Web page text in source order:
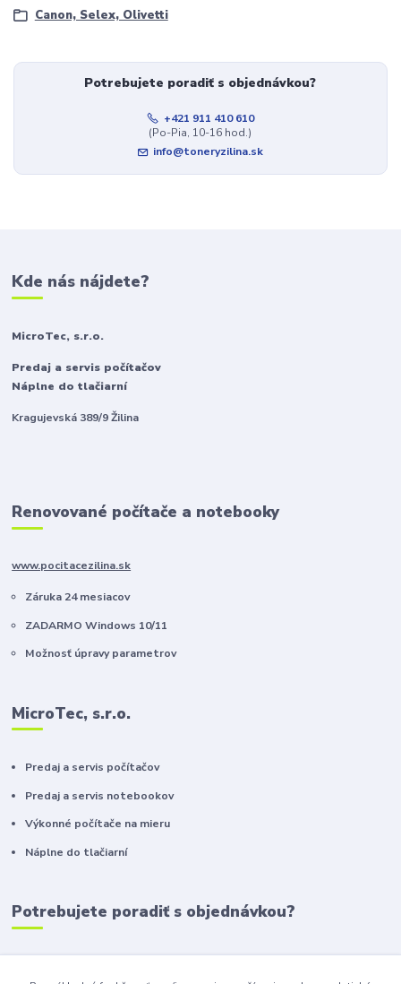
Canon, Selex, Olivetti
Potrebujete poradiť s objednávkou?
+421 911 410 610
(Po-Pia, 10-16 hod.)
info@toneryzilina.sk
Kde nás nájdete?
MicroTec, s.r.o.
Predaj a servis počítačov
Náplne do tlačiarní
Kragujevská 389/9 Žilina
Renovované počítače a notebooky
www.pocitacezilina.sk
Záruka 24 mesiacov
ZADARMO Windows 10/11
Možnosť úpravy parametrov
MicroTec, s.r.o.
Predaj a servis počítačov
Predaj a servis notebookov
Výkonné počítače na mieru
Náplne do tlačiarní
Potrebujete poradiť s objednávkou?